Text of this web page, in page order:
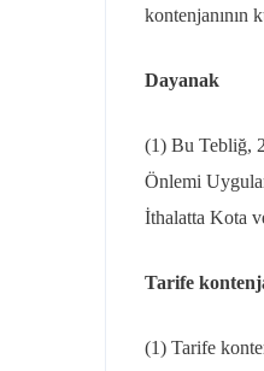
kontenjanının
Dayanak
(1) Bu Tebliğ,
Önlemi
İthalatta Kota
Tarife
(1) Tarife